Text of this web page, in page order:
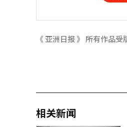
《 亚洲日报 》 所有作品
相关新闻